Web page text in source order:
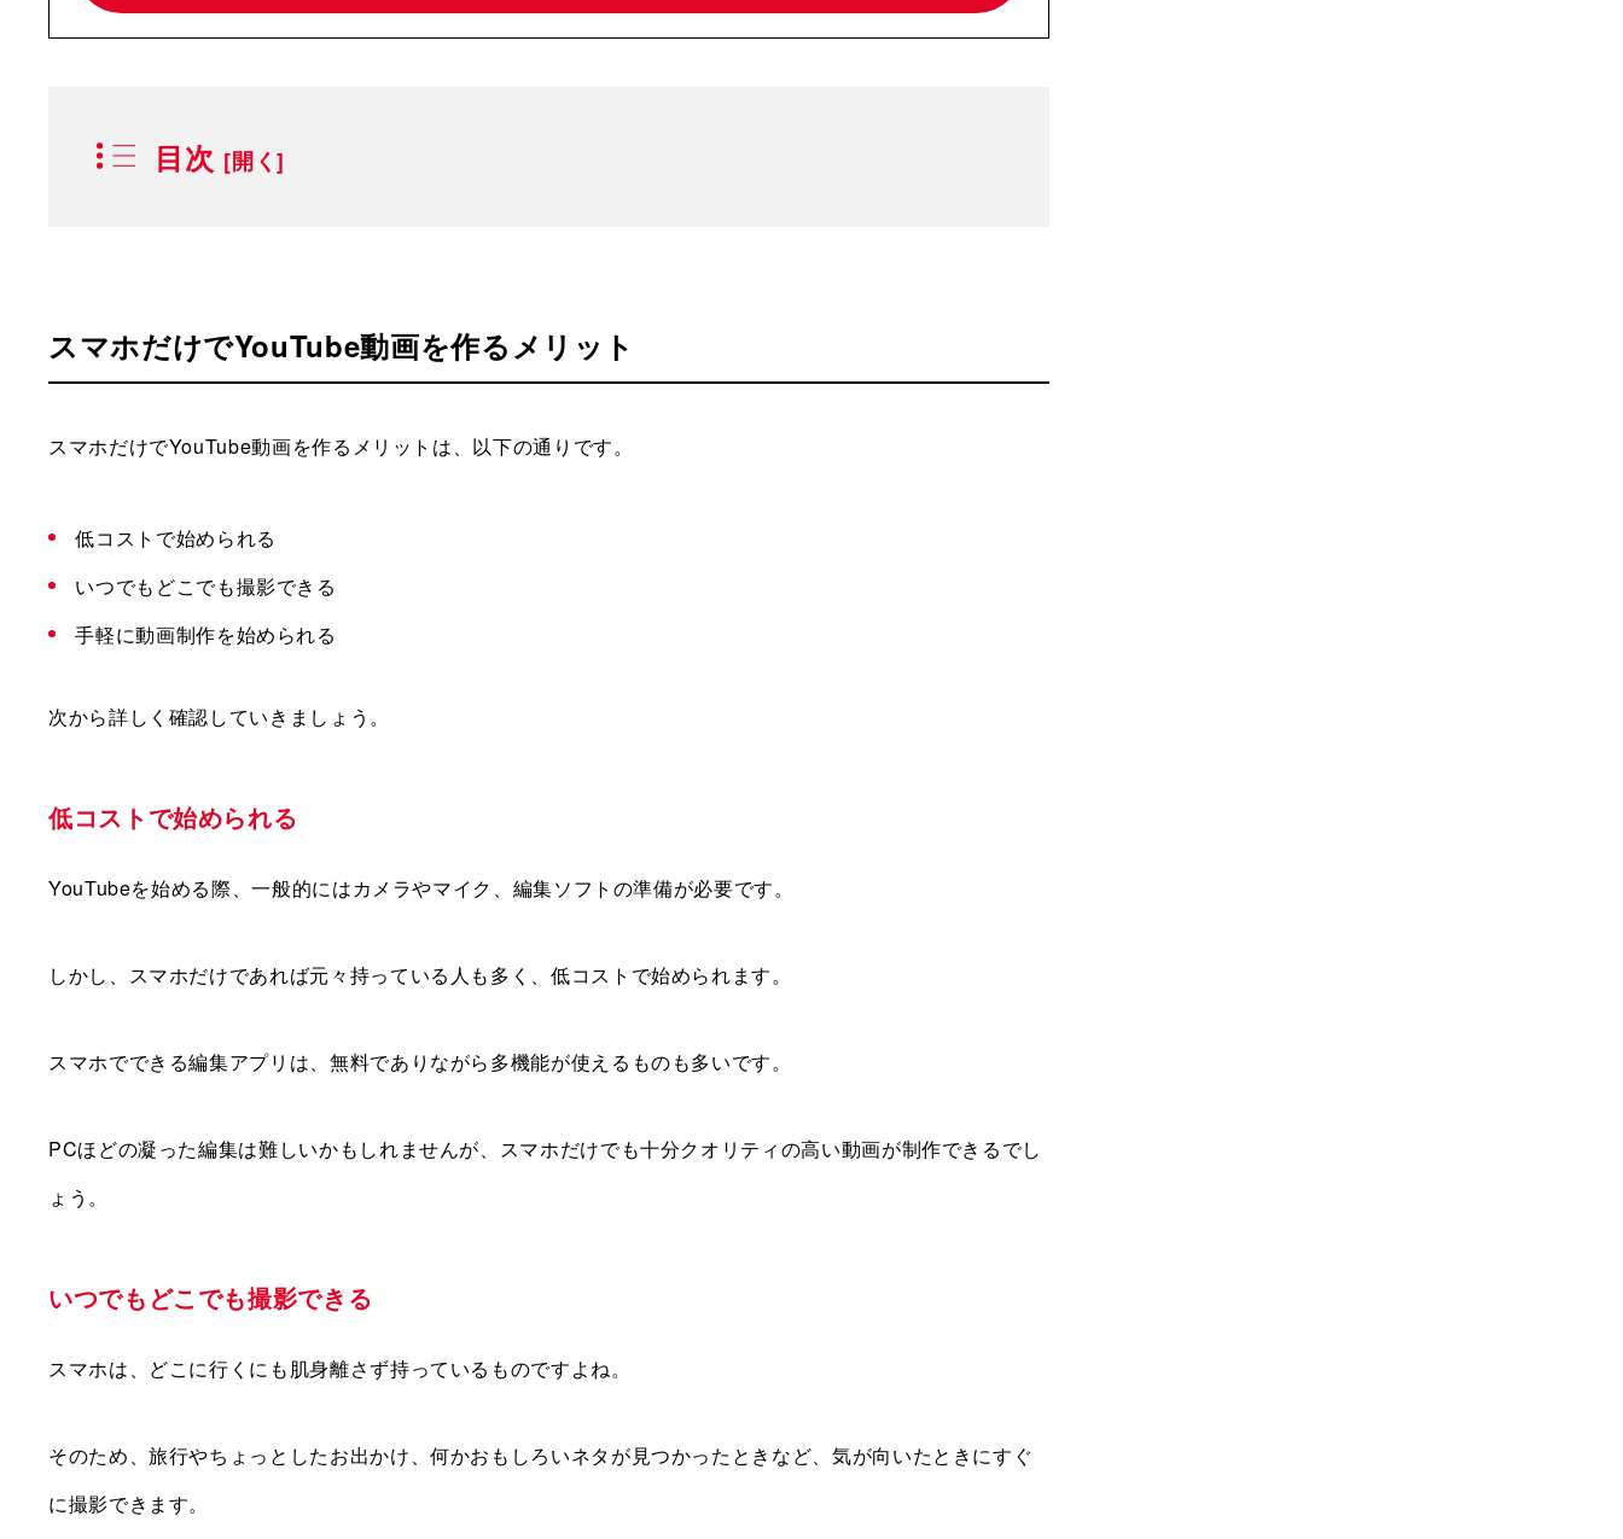
目次
スマホだけでYouTube動画を作るメリット
スマホだけでYouTube動画を作るメリットは、以下の通りです。
低コストで始められる
いつでもどこでも撮影できる
手軽に動画制作を始められる
次から詳しく確認していきましょう。
低コストで始められる
YouTubeを始める際、一般的にはカメラやマイク、編集ソフトの準備が必要です。
しかし、スマホだけであれば元々持っている人も多く、低コストで始められます。
スマホでできる編集アプリは、無料でありながら多機能が使えるものも多いです。
PCほどの凝った編集は難しいかもしれませんが、スマホだけでも十分クオリティの高い動画が制作できるでし
ょう。
いつでもどこでも撮影できる
スマホは、どこに行くにも肌身離さず持っているものですよね。
そのため、旅行やちょっとしたお出かけ、何かおもしろいネタが見つかったときなど、気が向いたときにすぐ
に撮影できます。